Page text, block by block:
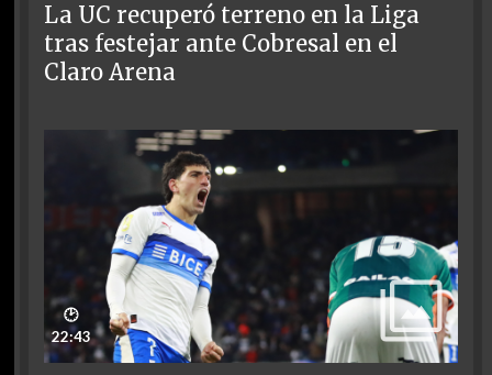
La UC recuperó terreno en la Liga
tras festejar ante Cobresal en el
Claro Arena
🕑
22:43